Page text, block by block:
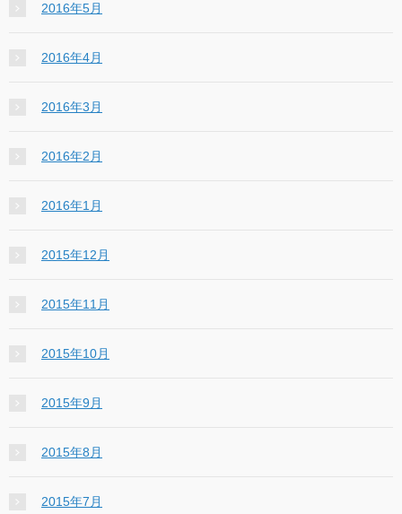
2016年5月
2016年4月
2016年3月
2016年2月
2016年1月
2015年12月
2015年11月
2015年10月
2015年9月
2015年8月
2015年7月